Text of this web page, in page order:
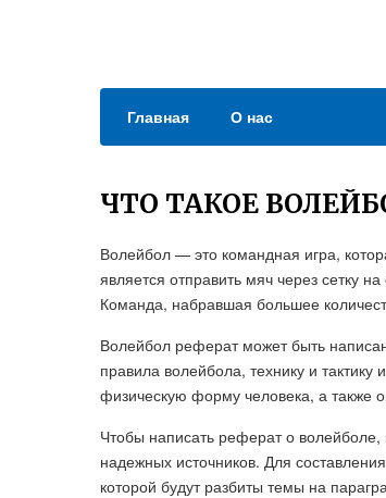
Главная О нас
ЧТО ТАКОЕ
Волейбол — это командная игра,
является отправить мяч через сетку
Команда, набравшая большее
Волейбол реферат может быть
правила волейбола, технику и
физическую форму человека, а также
Чтобы написать реферат о
надежных источников. Для
которой будут разбиты темы на